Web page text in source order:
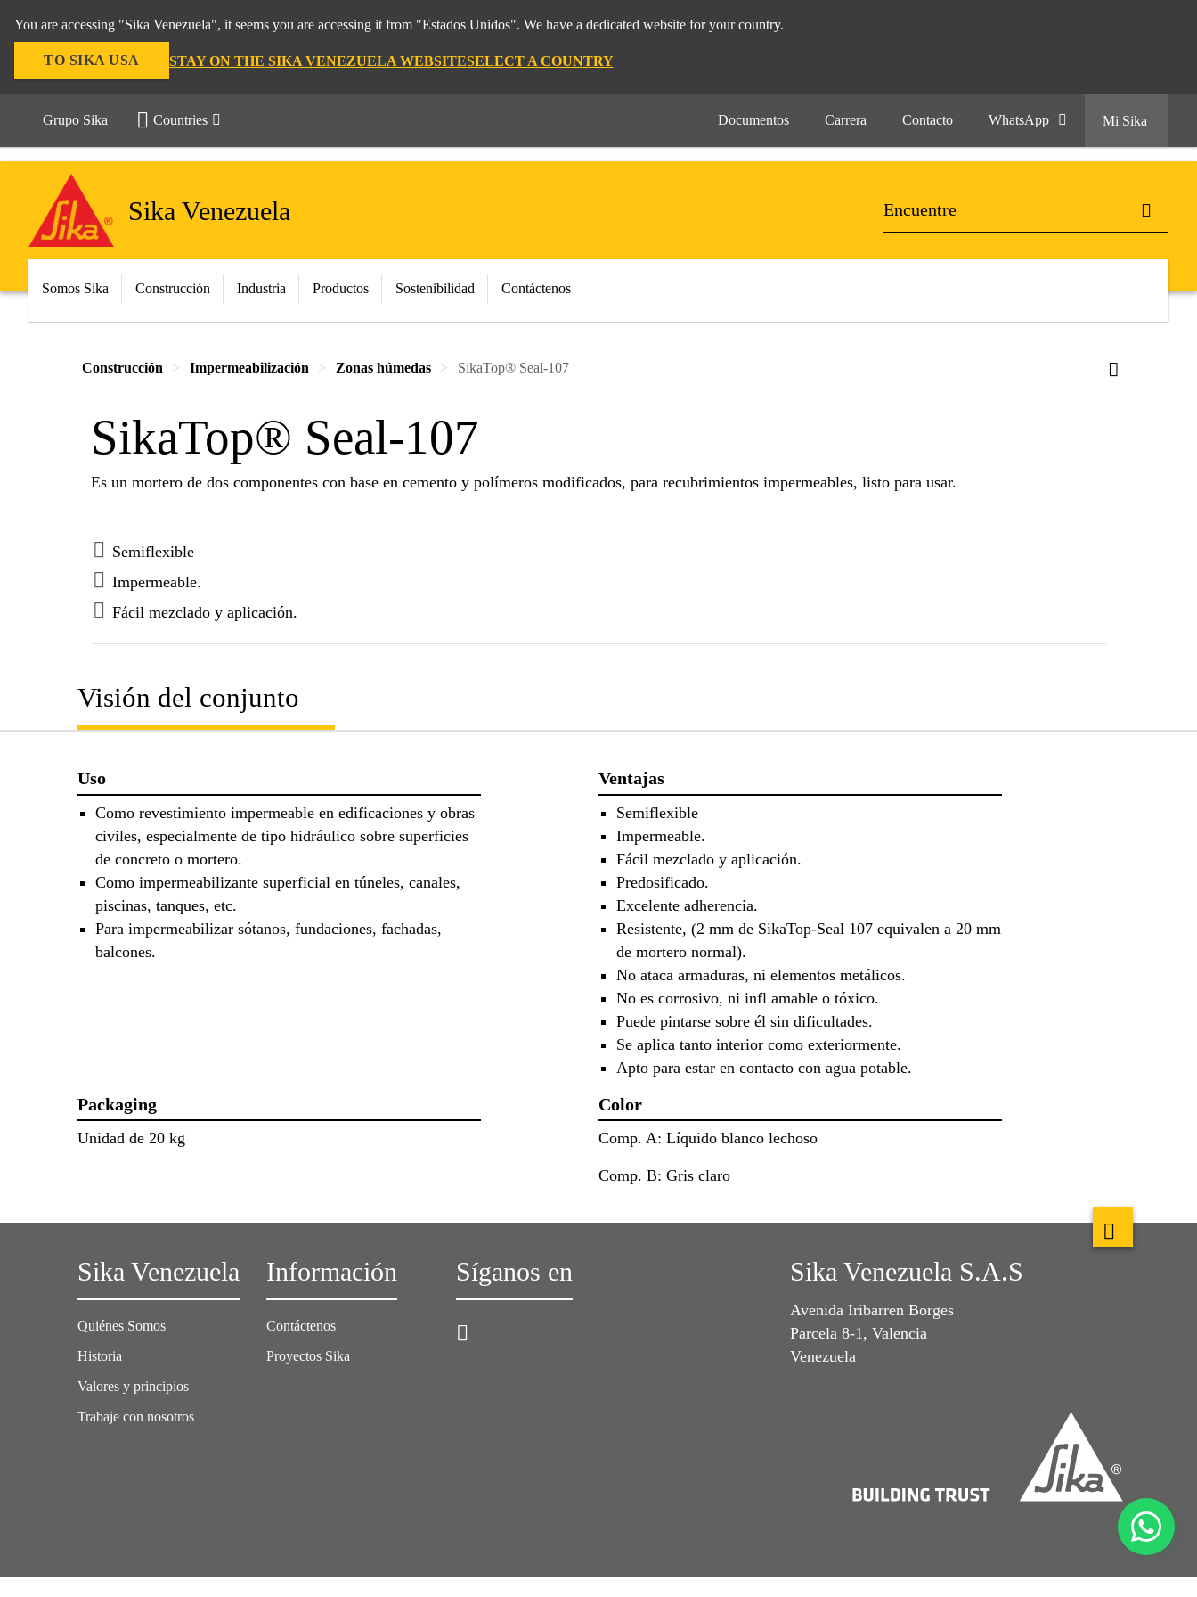
You are accessing "Sika Venezuela", it seems you are accessing it from "Estados Unidos". We have a dedicated website for your country.
TO SIKA USA STAY ON THE SIKA VENEZUELA WEBSITESELECT A COUNTRY
Grupo Sika Countries Documentos Carrera Contacto WhatsApp Mi Sika
Sika Venezuela
Somos Sika Construcción Industria Productos Sostenibilidad Contáctenos
Construcción Impermeabilización Zonas húmedas SikaTop® Seal-107
SikaTop® Seal-107
Es un mortero de dos componentes con base en cemento y polímeros modificados, para recubrimientos impermeables, listo para usar.
Semiflexible
Impermeable.
Fácil mezclado y aplicación.
Visión del conjunto
Uso
Como revestimiento impermeable en edificaciones y obras
civiles, especialmente de tipo hidráulico sobre superficies
de concreto o mortero.
Como impermeabilizante superficial en túneles, canales,
piscinas, tanques, etc.
Para impermeabilizar sótanos, fundaciones, fachadas,
balcones.
Ventajas
Semiflexible
Impermeable.
Fácil mezclado y aplicación.
Predosificado.
Excelente adherencia.
Resistente, (2 mm de SikaTop-Seal 107 equivalen a 20 mm
de mortero normal).
No ataca armaduras, ni elementos metálicos.
No es corrosivo, ni infl amable o tóxico.
Puede pintarse sobre él sin dificultades.
Se aplica tanto interior como exteriormente.
Apto para estar en contacto con agua potable.
Packaging
Unidad de 20 kg
Color
Comp. A: Líquido blanco lechoso
Comp. B: Gris claro
Sika Venezuela
Quiénes Somos
Historia
Valores y principios
Trabaje con nosotros
Información
Contáctenos
Proyectos Sika
Síganos en Sika Venezuela S.A.S
Avenida Iribarren Borges
Parcela 8-1, Valencia
Venezuela